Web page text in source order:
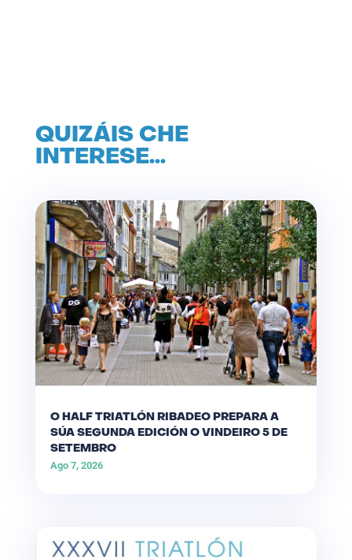
QUIZÁIS CHE
INTERESE…
O HALF TRIATLÓN RIBADEO PREPARA A
SÚA SEGUNDA EDICIÓN O VINDEIRO 5 DE
SETEMBRO
Ago 7, 2026